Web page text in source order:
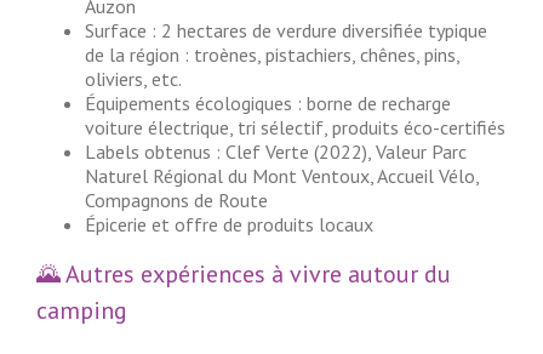
Auzon
Surface : 2 hectares de verdure diversifiée typique
de la région : troènes, pistachiers, chênes, pins,
oliviers, etc.
Équipements écologiques : borne de recharge
voiture électrique, tri sélectif, produits éco-certifiés
Labels obtenus : Clef Verte (2022), Valeur Parc
Naturel Régional du Mont Ventoux, Accueil Vélo,
Compagnons de Route
Épicerie et offre de produits locaux
🌄 Autres expériences à vivre autour du
camping